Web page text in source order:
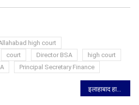
high court
court Director BSA
high court
Principal Secretary Finance
इलाहाबाद हाईकोर्ट ने बीएचयू के कुलपति से हाईकोर्ट ने एक हफ्ते में मांगी सफाई